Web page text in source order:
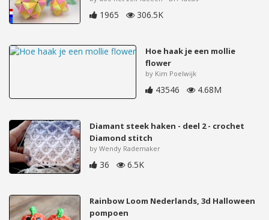
1965 306.5K
Hoe haak je een mollie
flower
by Kim Poelwijk
43546 4.68M
Diamant steek haken - deel 2 - crochet
Diamond stitch
by Wendy Rademaker
36 6.5K
Rainbow Loom Nederlands, 3d Halloween
pompoen